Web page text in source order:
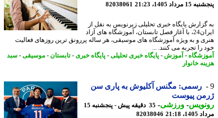
1405، 21:23
82038061
پایگاه خبری تحلیلی زیرنویس به نقل از
ایران24، با آغاز فصل تابستان، آموزشگاه های آزاد
و به ویژه آموزشگاه های موسیقی، هر ساله پررونق ترین روزهای فعالیت
را تجربه می کنند. ...
-آموزش-پایگاه خبری تحلیلی-پایگاه خبری- تابستان-موسیقی-سبد
خانوار
رسمی: مگنس آکلیوش به پاری سن
پیوست
-ورزشی-
35 دقیقه پیش - پنجشنبه 15
21:18
82038046